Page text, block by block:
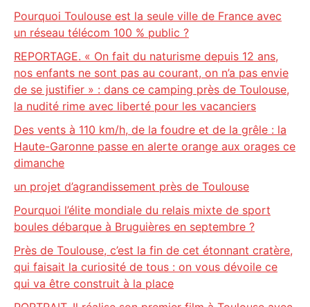
Pourquoi Toulouse est la seule ville de France avec
un réseau télécom 100 % public ?
REPORTAGE. « On fait du naturisme depuis 12 ans,
nos enfants ne sont pas au courant, on n’a pas envie
de se justifier » : dans ce camping près de Toulouse,
la nudité rime avec liberté pour les vacanciers
Des vents à 110 km/h, de la foudre et de la grêle : la
Haute-Garonne passe en alerte orange aux orages ce
dimanche
un projet d’agrandissement près de Toulouse
Pourquoi l’élite mondiale du relais mixte de sport
boules débarque à Bruguières en septembre ?
Près de Toulouse, c’est la fin de cet étonnant cratère,
qui faisait la curiosité de tous : on vous dévoile ce
qui va être construit à la place